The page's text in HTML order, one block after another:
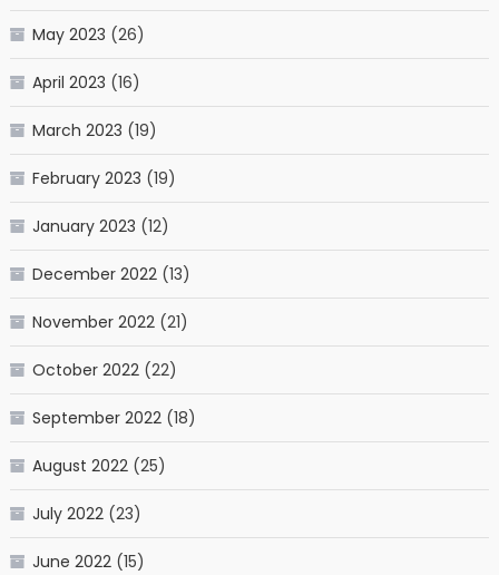
May 2023 (26)
April 2023 (16)
March 2023 (19)
February 2023 (19)
January 2023 (12)
December 2022(13)
November 2022(21)
October 2022(22)
September 2022(18)
August 2022(25)
July 2022(23)
June 2022(15)